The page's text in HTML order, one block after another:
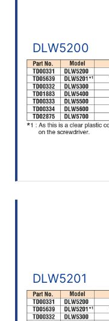
DLW5200
DLW5201